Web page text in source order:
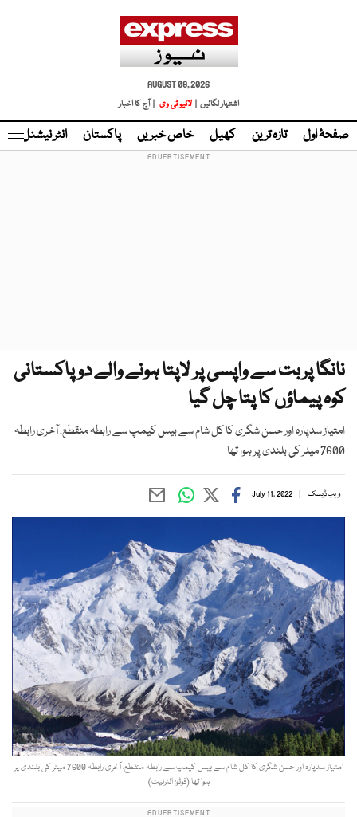
AUGUST 08, 2026
اشتہار لگائیں |
لائیو ٹی وی | آج کا اخبار
صفحۂ اول تازہ ترین کھیل خاص خبریں پاکستان انٹر نیشنل
نانگا پربت سے واپسی پر لاپتا ہونے والے دو پاکستانی
کوہ پیماؤں کا پتا چل گیا
امتیاز سدپارہ اور حسن شگری کا کل شام سے بیس کیمپ سے رابطہ منقطع، آخری رابطہ
7600 میٹر کی بلندی پر ہوا تھا
ویب ڈیسک July 11, 2022
امتیاز سدپارہ اور حسن شگری کا کل شام سے بیس کیمپ سے رابطہ منقطع، آخری رابطہ 7600 میٹر کی بلندی پر
ہوا تھا (فوٹو: انٹرنیٹ)